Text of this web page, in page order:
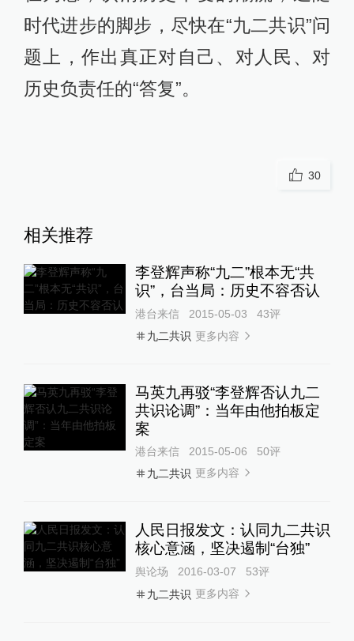
时代进步的脚步，尽快在“九二共识”问
题上，作出真正对自己、对人民、对
历史负责任的“答复”。
30
相关推荐
李登辉声称“九二”根本无“共
识”，台当局：历史不容否认
港台来信 2015-05-03 43评
九二共识 更多内容
马英九再驳“李登辉否认九二
共识论调”：当年由他拍板定
案
港台来信 2015-05-06 50评
九二共识 更多内容
人民日报发文：认同九二共识
核心意涵，坚决遏制“台独”
舆论场 2016-03-07 53评
九二共识 更多内容